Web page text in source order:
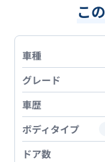
こ
車種
グレード
車歴
ボディタイプ
ドア数